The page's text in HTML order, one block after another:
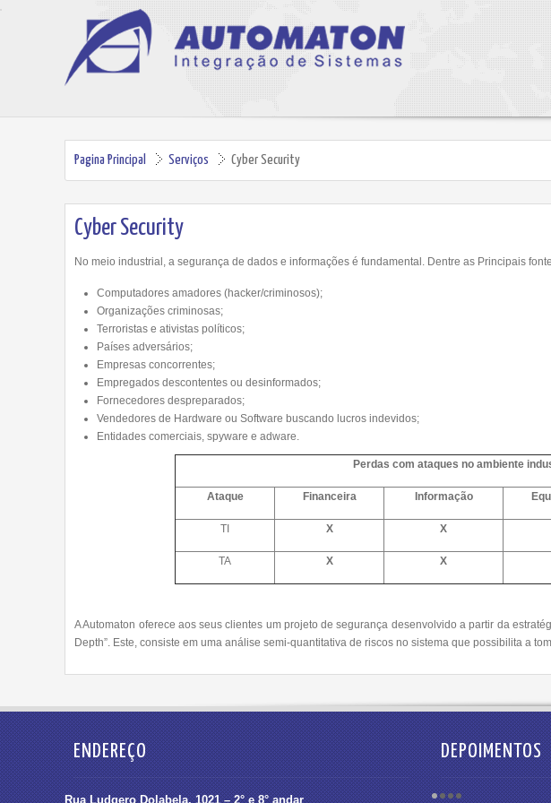
Pagina Principal Serviços Cyber Security
Cyber Security
No meio industrial, a segurança de dados e informações é fundamental. Dentre as Principais
Computadores amadores (hacker/criminosos);
Organizações criminosas;
Terroristas e ativistas políticos;
Países adversários;
Empresas concorrentes;
Empregados descontentes ou desinformados;
Fornecedores despreparados;
Vendedores de Hardware ou Software buscando lucros indevidos;
Entidades comerciais, spyware e adware.
Perdas com ataques no ambiente
Ataque Financeira Informação
TI X X
TA X X
A Automaton oferece aos seus clientes um projeto de segurança desenvolvido a partir da
Depth”. Este, consiste em uma análise semi-quantitativa de riscos no sistema que possibilita a
ENDEREÇO
Rua Ludgero Dolabela, 1021 – 2° e 8° andar
DEPOIMENTOS